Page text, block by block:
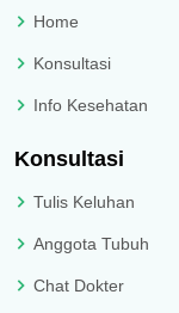
Home
Konsultasi
Info Kesehatan
Konsultasi
Tulis Keluhan
Anggota Tubuh
Chat Dokter